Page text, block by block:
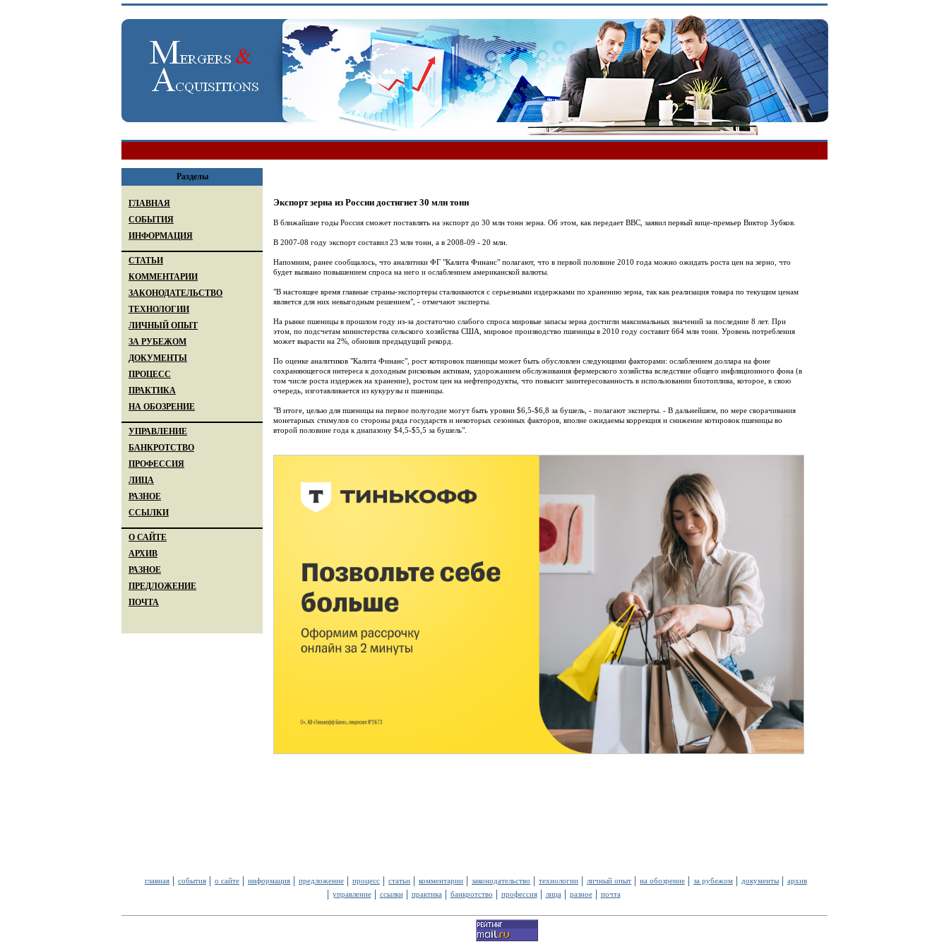
Разделы
ГЛАВНАЯ
СОБЫТИЯ
ИНФОРМАЦИЯ
СТАТЬИ
КОММЕНТАРИИ
ЗАКОНОДАТЕЛЬСТВО
ТЕХНОЛОГИИ
ЛИЧНЫЙ ОПЫТ
ЗА РУБЕЖОМ
ДОКУМЕНТЫ
ПРОЦЕСС
ПРАКТИКА
НА ОБОЗРЕНИЕ
УПРАВЛЕНИЕ
БАНКРОТСТВО
ПРОФЕССИЯ
ЛИЦА
РАЗНОЕ
ССЫЛКИ
О САЙТЕ
АРХИВ
РАЗНОЕ
ПРЕДЛОЖЕНИЕ
ПОЧТА
Экспорт зерна из России достигнет 30 млн тонн
В ближайшие годы Россия сможет поставлять на экспорт до 30 млн тонн зерна. Об этом, как передает BBC, заявил первый вице-премьер Виктор Зубков.
В 2007-08 году экспорт составил 23 млн тонн, а в 2008-09 - 20 млн.
Напомним, ранее сообщалось, что аналитики ФГ "Калита Финанс" полагают, что в первой половине 2010 года можно ожидать роста цен на зерно, что
будет вызвано повышением спроса на него и ослаблением американской валюты.
"В настоящее время главные страны-экспортеры сталкиваются с серьезными издержками по хранению зерна, так как реализация товара по текущим ценам
является для них невыгодным решением", - отмечают эксперты.
На рынке пшеницы в прошлом году из-за достаточно слабого спроса мировые запасы зерна достигли максимальных значений за последние 8 лет. При
этом, по подсчетам министерства сельского хозяйства США, мировое производство пшеницы в 2010 году составит 664 млн тонн. Уровень потребления
может вырасти на 2%, обновив предыдущий рекорд.
По оценке аналитиков "Калита Финанс", рост котировок пшеницы может быть обусловлен следующими факторами: ослаблением доллара на фоне
сохраняющегося интереса к доходным рисковым активам, удорожанием обслуживания фермерского хозяйства вследствие общего инфляционного фона (в
том числе роста издержек на хранение), ростом цен на нефтепродукты, что повысит заинтересованность в использовании биотоплива, которое, в свою
очередь, изготавливается из кукурузы и пшеницы.
"В итоге, целью для пшеницы на первое полугодие могут быть уровни $6,5-$6,8 за бушель, - полагают эксперты. - В дальнейшем, по мере сворачивания
монетарных стимулов со стороны ряда государств и некоторых сезонных факторов, вполне ожидаемы коррекция и снижение котировок пшеницы во
второй половине года к диапазону $4,5-$5,5 за бушель".
главная события о сайте информация предложение процесс статьи комментарии законодательство технологии личный опыт на обозрение за рубежом документы
архив
управление
ссылки практика банкротство профессия лица разное почта